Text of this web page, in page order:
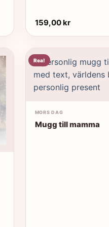
159,00kr
Rea!
MORS DAG
Mugg till mamma